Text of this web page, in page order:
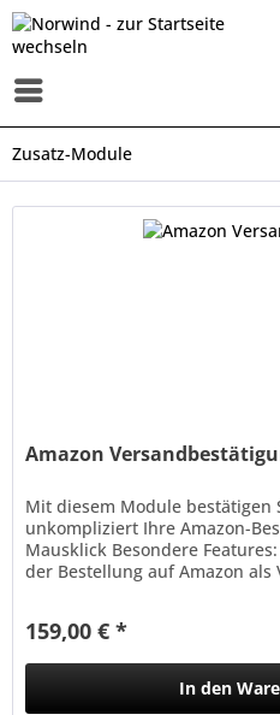
Zusatz-Module
Amazon
Mit diesem Module bestätigen
unkompliziert Ihre Amazon-
Mausklick Besondere
der Bestellung auf Amazon als
159,00 € *
In den